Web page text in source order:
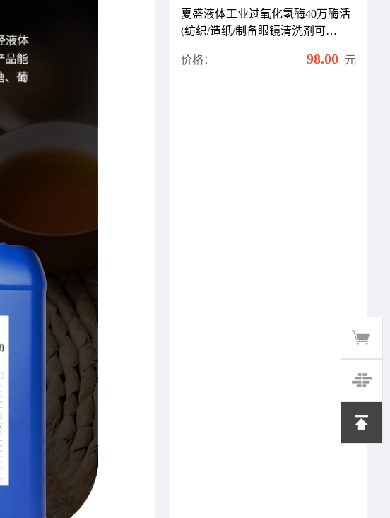
夏盛液体工业过氧化氢酶40万酶活
(纺织/造纸/制备眼镜清洗剂可
价格：
98.00 元